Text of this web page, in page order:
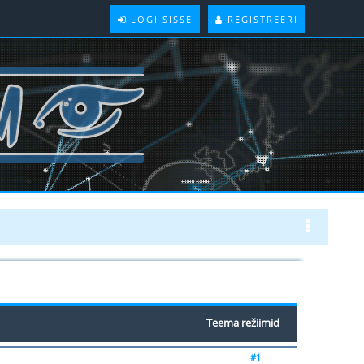
LOGI SISSE REGISTREERI
Teema režiimid
#1